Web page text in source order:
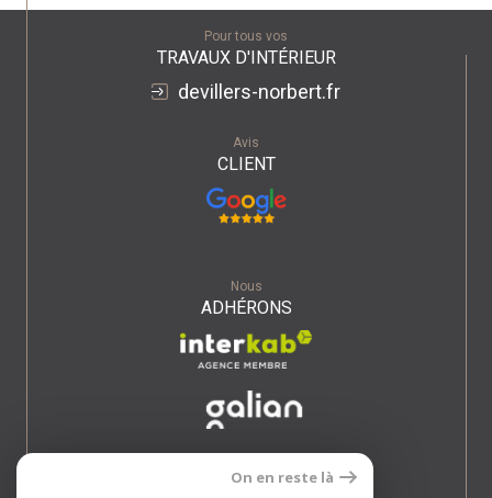
Pour tous vos
TRAVAUX D'INTÉRIEUR
devillers-norbert.fr
Avis
CLIENT
Nous
ADHÉRONS
On en reste là